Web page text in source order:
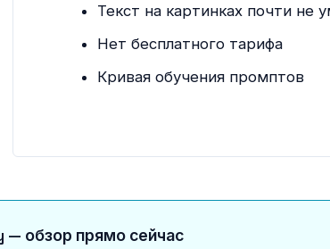
Текст на картинках почти не
Нет бесплатного тарифа
Кривая обучения промптов
— обзор прямо сейчас